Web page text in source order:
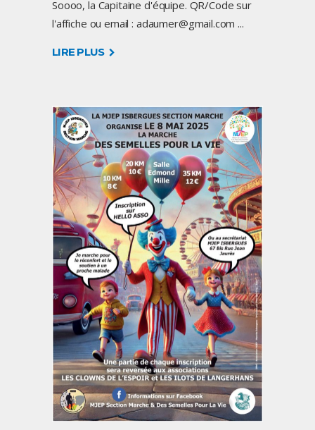
Soooo, la Capitaine d'équipe. QR/Code sur
l'affiche ou email : adaumer@gmail.com
LIRE PLUS